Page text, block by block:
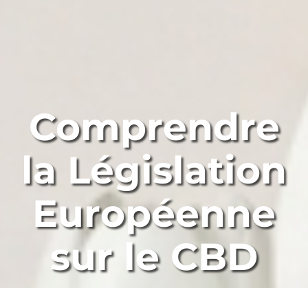
Comprendre
la Législation
Européenne
sur le CBD